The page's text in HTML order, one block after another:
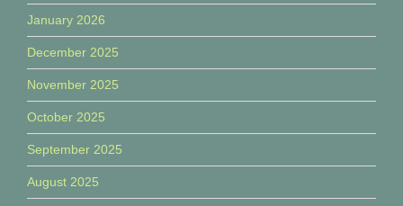
January 2026
December 2025
November 2025
October 2025
September 2025
August 2025